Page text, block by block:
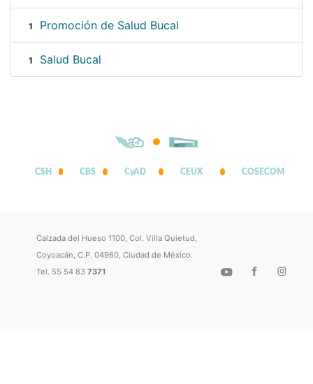
1 Promoción de Salud Bucal
1 Salud Bucal
CSH CBS CyAD CEUX COSECOM
Calzada del Hueso 1100, Col. Villa Quietud,
Coyoacán, C.P. 04960, Ciudad de México.
Tel. 55 54 837371